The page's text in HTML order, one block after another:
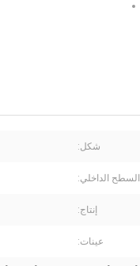
شكل:
السطح الداخلي:
إنتاج:
عينات: